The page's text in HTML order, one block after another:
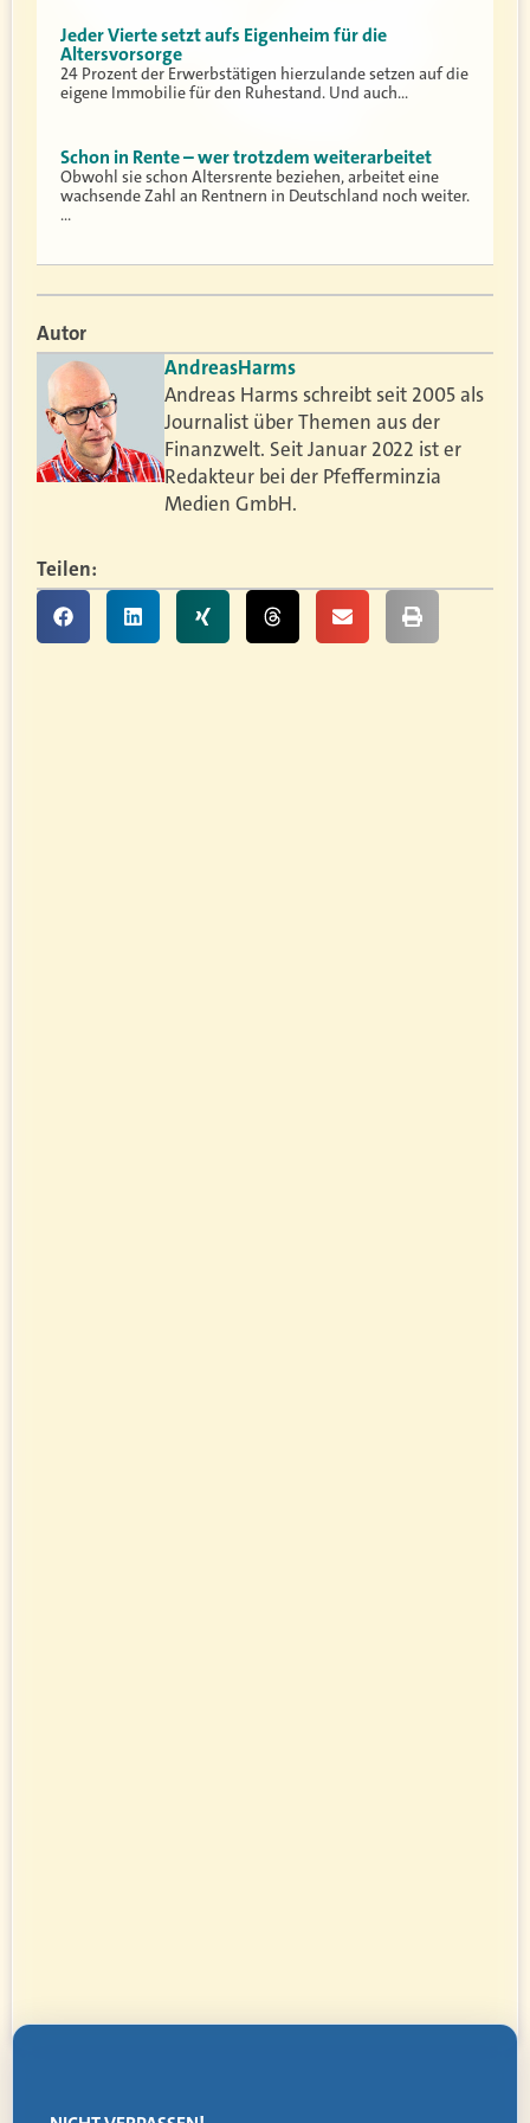
Jeder Vierte setzt aufs Eigenheim für die
Altersvorsorge
24 Prozent der Erwerbstätigen hierzulande setzen auf die
eigene Immobilie für den Ruhestand. Und auch…
Schon in Rente – wer trotzdem weiterarbeitet
Obwohl sie schon Altersrente beziehen, arbeitet eine
wachsende Zahl an Rentnern in Deutschland noch weiter.
…
Autor
AndreasHarms
Andreas Harms schreibt seit 2005 als
Journalist über Themen aus der
Finanzwelt. Seit Januar 2022 ist er
Redakteur bei der Pfefferminzia
Medien GmbH.
Teilen: